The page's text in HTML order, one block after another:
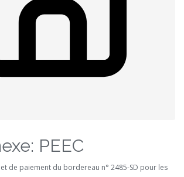
PEEC
de paiement du bordereau n° 2485-SD pour les